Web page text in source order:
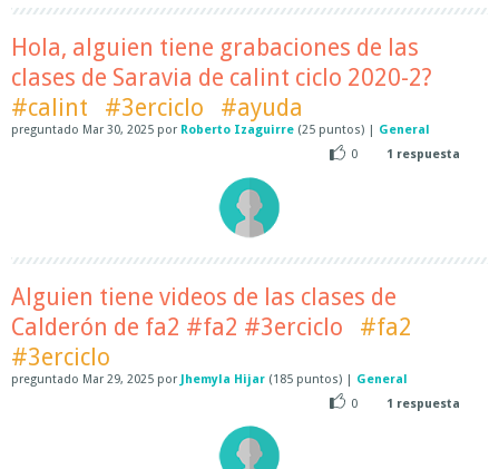
Hola, alguien tiene grabaciones de las
clases de Saravia de calint ciclo 2020-2?
#calint
#3erciclo #ayuda
preguntado Mar 30, 2025 por Roberto Izaguirre (25 puntos) | General
0
1 respuesta
Alguien tiene videos de las clases de
Calderón de fa2 #fa2 #3erciclo
#fa2
#3erciclo
preguntado Mar 29, 2025 por Jhemyla Hijar (185 puntos) | General
0
1 respuesta